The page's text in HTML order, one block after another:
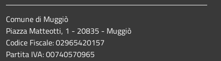
Comune di Muggiò
Piazza Matteotti, 1 - 20835 - Muggiò
Codice Fiscale: 02965420157
Partita IVA: 00740570965